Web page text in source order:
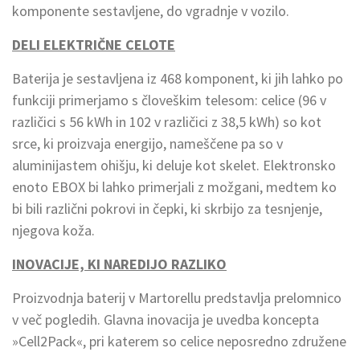
komponente sestavljene, do vgradnje v vozilo.
DELI ELEKTRIČNE CELOTE
Baterija je sestavljena iz 468 komponent, ki jih lahko po
funkciji primerjamo s človeškim telesom: celice (96 v
različici s 56 kWh in 102 v različici z 38,5 kWh) so kot
srce, ki proizvaja energijo, nameščene pa so v
aluminijastem ohišju, ki deluje kot skelet. Elektronsko
enoto EBOX bi lahko primerjali z možgani, medtem ko
bi bili različni pokrovi in čepki, ki skrbijo za tesnjenje,
njegova koža.
INOVACIJE, KI NAREDIJO RAZLIKO
Proizvodnja baterij v Martorellu predstavlja prelomnico
v več pogledih. Glavna inovacija je uvedba koncepta
»Cell2Pack«, pri katerem so celice neposredno združene